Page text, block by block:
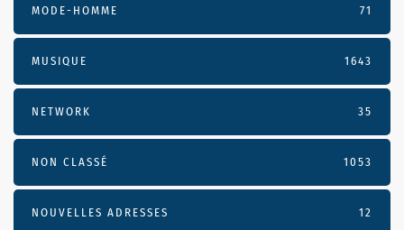
MODE-HOMME 71
MUSIQUE 1643
NETWORK 35
NON CLASSÉ 1053
NOUVELLES ADRESSES 12